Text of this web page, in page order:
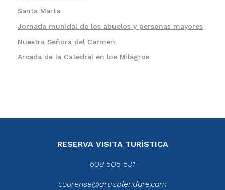
Santa Marta
Jornada munidal de los abuelos y personas mayores
Nuestra Señora del Carmen
Arcada de la Catedral en los Milagros
RESERVA VISITA TURÍSTICA
608 505 531
courense@artisplendore.com